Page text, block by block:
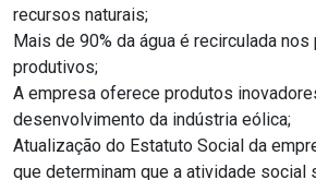
recursos naturais;
Mais de 90% da água é recirculada
produtivos;
A empresa oferece produtos
desenvolvimento da indústria eólica;
Atualização do Estatuto Social da
que determinam que a atividade social